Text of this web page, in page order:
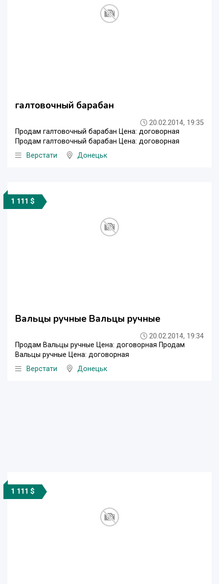
галтовочный барабан
20.02.2014, 19:35
Продам галтовочный барабан Цена: договорная
Продам галтовочный барабан Цена: договорная
Верстати
Донецьк
1 111 $
Вальцы ручные Вальцы ручные
20.02.2014, 19:34
Продам Вальцы ручные Цена: договорная Продам
Вальцы ручные Цена: договорная
Верстати
Донецьк
1 111 $